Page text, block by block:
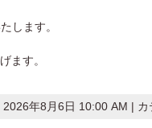
します。
ます。
2026年8月6日 10:00 AM |